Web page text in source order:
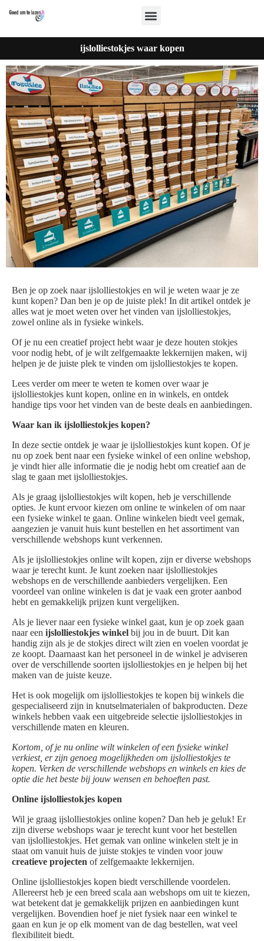
ijslolliestokjes waar kopen
Ben je op zoek naar ijslolliestokjes en wil je weten waar je ze
kunt kopen? Dan ben je op de juiste plek! In dit artikel ontdek je
alles wat je moet weten over het vinden van ijslolliestokjes,
zowel online als in fysieke winkels.
Of je nu een creatief project hebt waar je deze houten stokjes
voor nodig hebt, of je wilt zelfgemaakte lekkernijen maken, wij
helpen je de juiste plek te vinden om ijslolliestokjes te kopen.
Lees verder om meer te weten te komen over waar je
ijslolliestokjes kunt kopen, online en in winkels, en ontdek
handige tips voor het vinden van de beste deals en aanbiedingen.
Waar kan ik ijslolliestokjes kopen?
In deze sectie ontdek je waar je ijslolliestokjes kunt kopen. Of je
nu op zoek bent naar een fysieke winkel of een online webshop,
je vindt hier alle informatie die je nodig hebt om creatief aan de
slag te gaan met ijslolliestokjes.
Als je graag ijslolliestokjes wilt kopen, heb je verschillende
opties. Je kunt ervoor kiezen om online te winkelen of om naar
een fysieke winkel te gaan. Online winkelen biedt veel gemak,
aangezien je vanuit huis kunt bestellen en het assortiment van
verschillende webshops kunt verkennen.
Als je ijslolliestokjes online wilt kopen, zijn er diverse webshops
waar je terecht kunt. Je kunt zoeken naar ijslolliestokjes
webshops en de verschillende aanbieders vergelijken. Een
voordeel van online winkelen is dat je vaak een groter aanbod
hebt en gemakkelijk prijzen kunt vergelijken.
Als je liever naar een fysieke winkel gaat, kun je op zoek gaan
naar een ijslolliestokjes winkel bij jou in de buurt. Dit kan
handig zijn als je de stokjes direct wilt zien en voelen voordat je
ze koopt. Daarnaast kan het personeel in de winkel je adviseren
over de verschillende soorten ijslolliestokjes en je helpen bij het
maken van de juiste keuze.
Het is ook mogelijk om ijslolliestokjes te kopen bij winkels die
gespecialiseerd zijn in knutselmaterialen of bakproducten. Deze
winkels hebben vaak een uitgebreide selectie ijslolliestokjes in
verschillende maten en kleuren.
Kortom, of je nu online wilt winkelen of een fysieke winkel
verkiest, er zijn genoeg mogelijkheden om ijslolliestokjes te
kopen. Verken de verschillende webshops en winkels en kies de
optie die het beste bij jouw wensen en behoeften past.
Online ijslolliestokjes kopen
Wil je graag ijslolliestokjes online kopen? Dan heb je geluk! Er
zijn diverse webshops waar je terecht kunt voor het bestellen
van ijslolliestokjes. Het gemak van online winkelen stelt je in
staat om vanuit huis de juiste stokjes te vinden voor jouw
creatieve projecten of zelfgemaakte lekkernijen.
Online ijslolliestokjes kopen biedt verschillende voordelen.
Allereerst heb je een breed scala aan webshops om uit te kiezen,
wat betekent dat je gemakkelijk prijzen en aanbiedingen kunt
vergelijken. Bovendien hoef je niet fysiek naar een winkel te
gaan en kun je op elk moment van de dag bestellen, wat veel
flexibiliteit biedt.